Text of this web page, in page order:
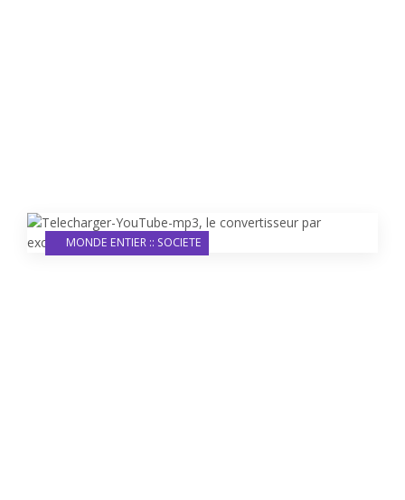
MONDE ENTIER :: SOCIETE